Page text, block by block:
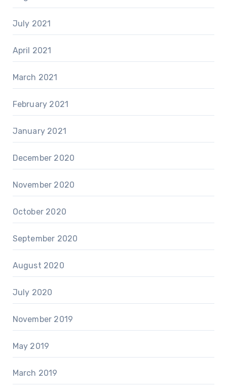
July 2021
April 2021
March 2021
February 2021
January 2021
December 2020
November 2020
October 2020
September 2020
August 2020
July 2020
November 2019
May 2019
March 2019